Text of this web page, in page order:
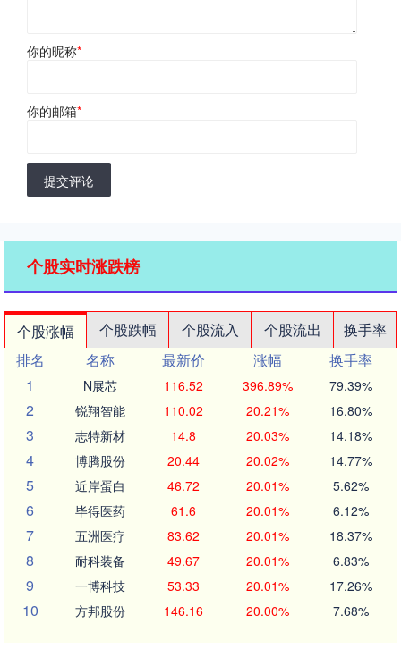
你的昵称*
你的邮箱*
提交评论
个股实时涨跌榜
个股涨幅 个股跌幅 个股流入 个股流出
换手率
排名
名称 最新价 涨幅
换手率
1
N展芯 116.52 396.89% 79.39%
2 锐翔智能 110.02 20.21% 16.80%
3 志特新材 14.8 20.03% 14.18%
4 博腾股份 20.44 20.02% 14.77%
5 近岸蛋白 46.72 20.01% 5.62%
6 毕得医药 61.6 20.01% 6.12%
7 五洲医疗 83.62 20.01% 18.37%
8 耐科装备 49.67 20.01% 6.83%
9 一博科技 53.33 20.01% 17.26%
10 方邦股份 146.16 20.00% 7.68%